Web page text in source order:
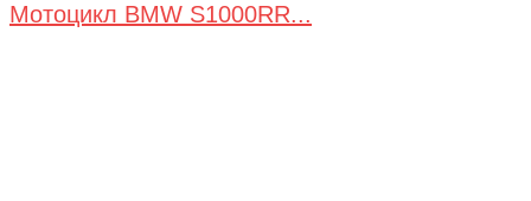
Мотоцикл BMW S1000RR...